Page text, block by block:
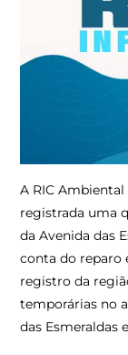
A RIC
registrada uma
da Avenida das
conta do reparo
registro da
temporárias no
das Esmeraldas